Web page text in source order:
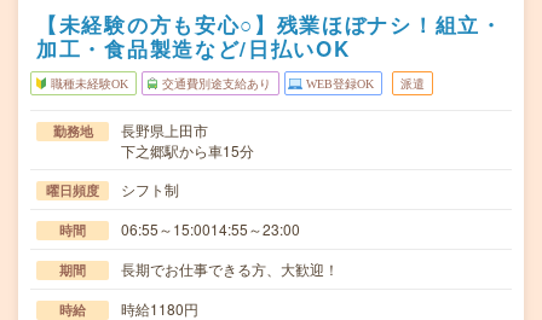
【未経験の方も安心○】残業ほぼナシ！組立・
加工・食品製造など/日払いOK
職種未経験OK 交通費別途支給あり WEB登録OK 派遣
勤務地
長野県上田市
下之郷駅から車15分
曜日頻度 シフト制
時間 06:55～15:0014:55～23:00
期間 長期でお仕事できる方、大歓迎！
時給 時給1180円